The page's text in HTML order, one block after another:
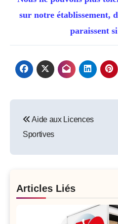
sur notre établissement,
paraissent
navigation
Aide aux Licences
Sportives
Articles Liés